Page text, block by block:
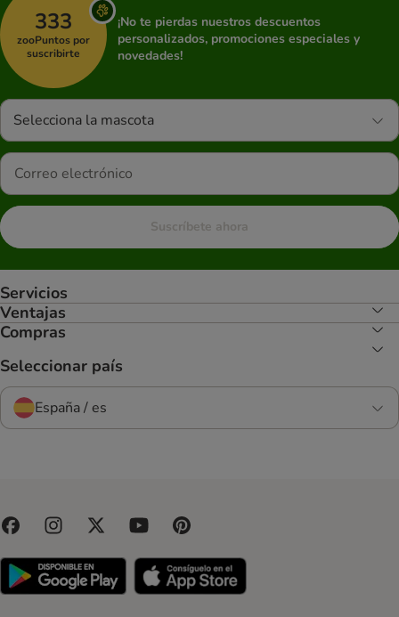
333
zooPuntos por
suscribirte
¡No te pierdas nuestros descuentos
personalizados, promociones especiales y
novedades!
Selecciona la mascota
Suscríbete ahora
Servicios
Ventajas
Compras
Seleccionar país
España / es